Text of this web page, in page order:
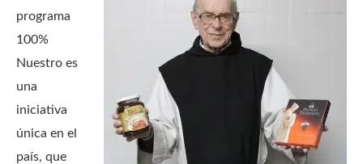
programa
100%
Nuestro es
una
iniciativa
única en el
país, que